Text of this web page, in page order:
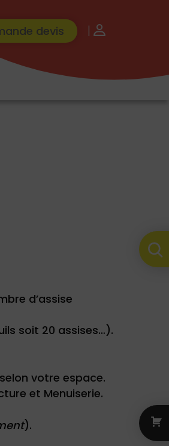
devis |
d’assise
soit 20 assises…).
votre espace.
et Menuiserie.
).